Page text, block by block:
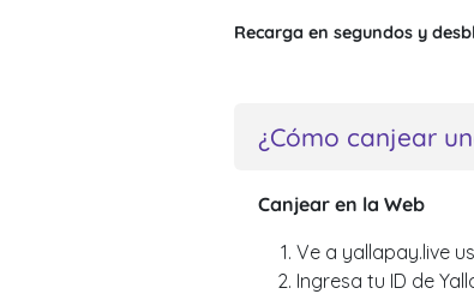
Recarga en segundos y
¿Cómo canjear
Canjear en la Web
Ve a yallapay.live
Ingresa tu ID de